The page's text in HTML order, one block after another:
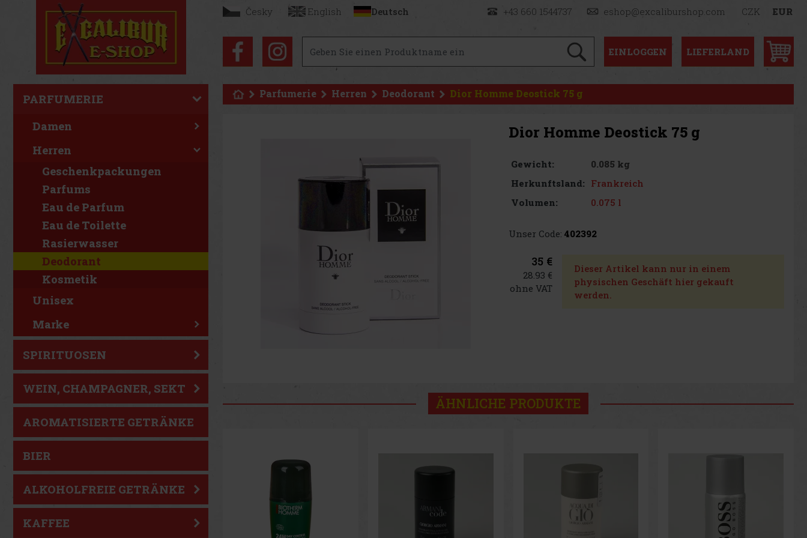
Česky English Deutsch +43 660 1544737 eshop@excaliburshop.com CZK EUR
EINLOGGEN LIEFERLAND
PARFUMERIE
Damen
Herren
Geschenkpackungen
Parfums
Eau de Parfum
Eau de Toilette
Rasierwasser
Deodorant
Kosmetik
Unisex
Marke
SPIRITUOSEN
WEIN, CHAMPAGNER, SEKT
AROMATISIERTE GETRÄNKE
BIER
ALKOHOLFREIE GETRÄNKE
KAFFEE
Parfumerie Herren Deodorant Dior Homme Deostick 75 g
Dior Homme Deostick 75 g
Gewicht:
0.085 kg
Herkunftsland: Frankreich
Volumen:
0.075 l
Unser Code: 402392
35 €
28.93 €
ohne VAT
Dieser Artikel kann nur in einem
physischen Geschäft hier gekauft
werden.
ÄHNLICHE PRODUKTE